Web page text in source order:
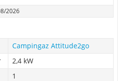
2026
Campingaz Attitude2go
2,4 kW
1